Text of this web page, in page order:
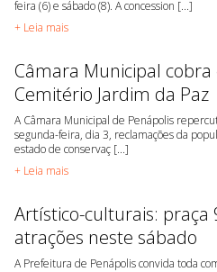
feira (6) e sábado (8). A concession [...]
+ Leia mais
Câmara Municipal
Cemitério Jardim da Paz
A Câmara Municipal de Penápolis
segunda-feira, dia 3, reclamações da
estado de conservaç [...]
+ Leia mais
Artístico-culturais: praça
atrações neste sábado
A Prefeitura de Penápolis convida toda